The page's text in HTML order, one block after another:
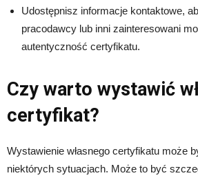
Udostępnisz informacje kontaktowe,
pracodawcy lub inni zainteresowani
autentyczność certyfikatu.
Czy warto wystawić
certyfikat?
Wystawienie własnego certyfikatu może
niektórych sytuacjach. Może to być